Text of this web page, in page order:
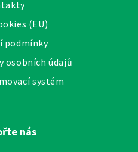
(EU)
podmínky
osobních údajů
systém
nás